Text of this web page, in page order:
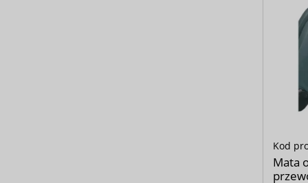
Kod
Mata